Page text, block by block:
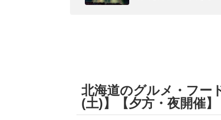
北海道のグルメ・フー
(土)】【夕方・夜開催